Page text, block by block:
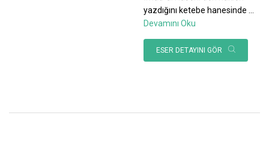
yazdığını ketebe hanesinde
Devamını Oku
ESER DETAYINI GÖR